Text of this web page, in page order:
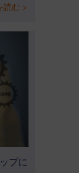
読む >
プに